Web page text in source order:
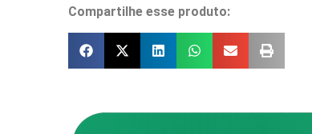
Compartilhe esse produto: